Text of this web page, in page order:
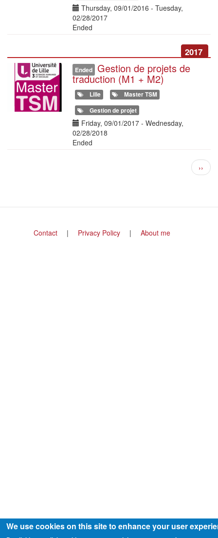
Date(s)
Thursday, 09/01/2016 - Tuesday,
02/28/2017
Ended
2017
Illustration Ended Gestion de projets de
traduction (M1 + M2)
Lille
Master TSM
Gestion de projet
Date(s)
Friday, 09/01/2017 - Wednesday,
02/28/2018
Ended
Next
page
››
FooterContact Privacy Policy About me
We use cookies on this site to enhance your user